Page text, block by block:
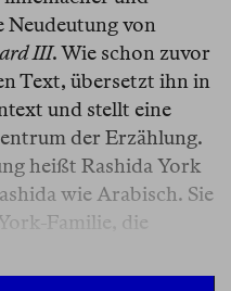
Neudeutung von
III. Wie schon zuvor
Text, übersetzt ihn in
und stellt eine
der Erzählung.
heißt Rashida York
wie Arabisch. Sie
Familie, die
ein vage verortetes